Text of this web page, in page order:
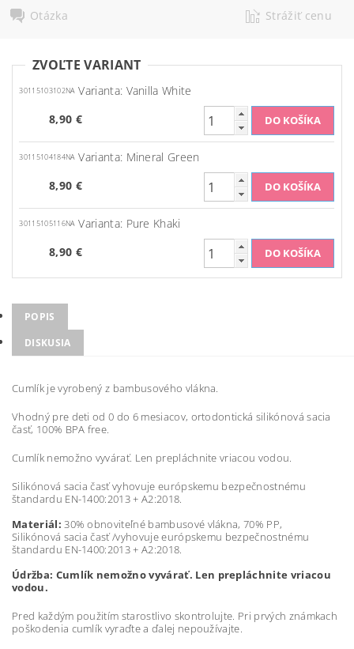
Otázka
Strážiť cenu
ZVOĽTE VARIANT
30115103102NA Varianta: Vanilla White
8,90 €
30115104184NA Varianta: Mineral Green
8,90 €
30115105116NA Varianta: Pure Khaki
8,90 €
POPIS
DISKUSIA
Cumlík je vyrobený z bambusového vlákna.
Vhodný pre deti od 0 do 6 mesiacov, ortodontická silikónová sacia
časť, 100% BPA free.
Cumlík nemožno vyvárať. Len prepláchnite vriacou vodou.
Silikónová sacia časť vyhovuje európskemu bezpečnostnému
štandardu EN-1400:2013 + A2:2018.
Materiál: 30% obnoviteľné bambusové vlákna, 70% PP,
Silikónová sacia časť /vyhovuje európskemu bezpečnostnému
štandardu EN-1400:2013 + A2:2018.
Údržba: Cumlík nemožno vyvárať. Len prepláchnite vriacou
vodou.
Pred každým použitím starostlivo skontrolujte. Pri prvých známkach
poškodenia cumlík vyraďte a ďalej nepoužívajte.